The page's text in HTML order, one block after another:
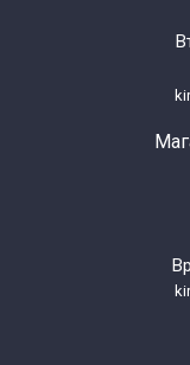
Samsung
Samsung
Samsung
Samsung
Samsung